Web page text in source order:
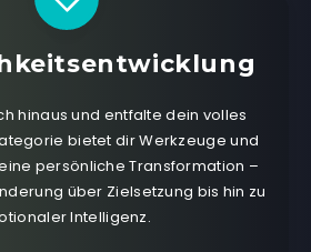
hinaus und entfalte dein volles
bietet dir Werkzeuge und
persönliche Transformation –
über Zielsetzung bis hin zu
Intelligenz.